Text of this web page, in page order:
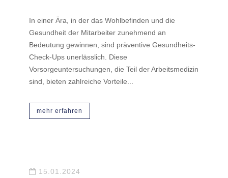
In einer Ära, in der das Wohlbefinden und die
Gesundheit der Mitarbeiter zunehmend an
Bedeutung gewinnen, sind präventive Gesundheits-
Check-Ups unerlässlich. Diese
Vorsorgeuntersuchungen, die Teil der Arbeitsmedizin
sind, bieten zahlreiche Vorteile...
mehr erfahren
15.01.2024